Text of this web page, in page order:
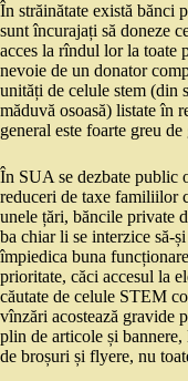
În străinătate există bănci
sunt încurajați să doneze
acces la rîndul lor la toate
nevoie de un donator
unități de celule stem (din
măduvă osoasă) listate în
general este foarte greu
În SUA se dezbate public
reduceri de taxe familiilor
unele țări, băncile private
ba chiar li se interzice să-
împiedica buna
prioritate, căci accesul la
căutate de celule STEM
vînzări acostează gravide
plin de articole și
de broșuri și flyere, nu